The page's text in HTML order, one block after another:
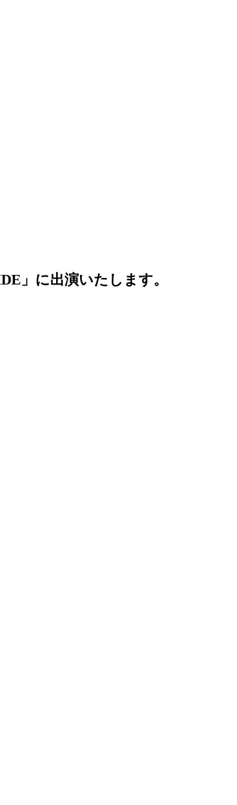
」に出演いたします。